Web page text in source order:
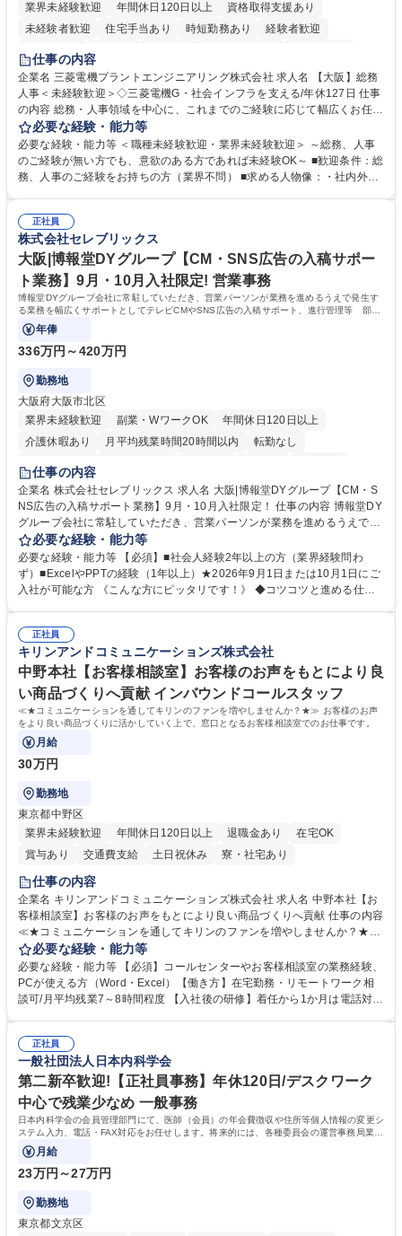
業界未経験歓迎
年間休日120日以上
資格取得支援あり
未経験者歓迎
住宅手当あり 時短勤務あり
経験者歓迎
退職金あり
駅近5分以内
土日祝休み 服装自由 寮・社宅あり 食事補助あり
仕事の内容
企業名 三菱電機プラントエンジニアリング株式会社 求人名 【大阪】総務
人事＜未経験歓迎＞◇三菱電機G・社会インフラを支える/年休127日 仕事
の内容 総務・人事領域を中心に、これまでのご経験に応じて幅広くお任せ
します。 ＜具体的には＞ ・総務/人事労務（給与・社保・勤怠管理など）
・採用・教育研修 ・福利厚生運用 など ※基本的には事務所勤務ですが、
採用や教育等の業務内容により、関西圏以外への日帰り・宿泊を伴う国内
出張もございます。 ※担当業務を持ちつつ、お互いに助け合いながら、総
必要な経験・能力等
必要な経験・能力等 ＜職種未経験歓迎・業界未経験歓迎＞ ～総務、人事
のご経験が無い方でも、意欲のある方であれば未経験OK～ ■歓迎条件：総
務、人事のご経験をお持ちの方（業界不問） ■求める人物像：・社内外の
正社員
株式会社セレブリックス
大阪|博報堂DYグループ【CM・SNS広告の入稿サポー
ト業務】9月・10月入社限定! 営業事務
博報堂DYグループ会社に常駐していただき、営業パーソンが業務を進めるうえで発生す
る業務を幅広くサポートとしてテレビCMやSNS広告の入稿サポート、進行管理等 部内
アシスタントとしての業務をお任せします。
年俸
336万円～420万円
勤務地
大阪府大阪市北区
業界未経験歓迎
副業・WワークOK
年間休日120日以上
介護休暇あり
月平均残業時間20時間以内
転勤なし
未経験者歓迎
完全週休2日制
交通費支給 駅近5分以内
仕事の内容
企業名 株式会社セレブリックス 求人名 大阪|博報堂DYグループ【CM・S
NS広告の入稿サポート業務】9月・10月入社限定！ 仕事の内容 博報堂DY
グループ会社に常駐していただき、営業パーソンが業務を進めるうえで発
生する業務を幅広くサポートとしてテレビCMやSNS広告の入稿サポー
ト、進行管理等 部内アシスタントとしての業務をお任せします。 ◆得意
先との定例資料作成 ◆競合調査 ◆広告出稿の進行管理、確認 ◆広告出稿
後のデータ抽出と効果測定、資料作成 ◆TVCM放送枠の情報管理、不備確
ール対応 ◆常駐先に向けた事業拡大の提案 など 募集職種 大阪|博報堂DY
グループ【CM・SNS広告の入稿サポート業務】9月・10月入社限定！
必要な経験・能力等
必要な経験・能力等 【必須】■社会人経験2年以上の方（業界経験問わ
ず）■ExcelやPPTの経験（1年以上）★2026年9月1日または10月1日にご
入社が可能な方 《こんな方にピッタリです！》 ◆コツコツと進める仕事
ャリア・スキルUPを目指したい方 学歴・資格 学歴：大学院 大学 高専 短
大 専修学校 高校 語学力： 資格：
正社員
キリンアンドコミュニケーションズ株式会社
中野本社【お客様相談室】お客様のお声をもとにより良
い商品づくりへ貢献 インバウンドコールスタッフ
≪★コミュニケーションを通してキリンのファンを増やしませんか？★≫ お客様のお声
をより良い商品づくりに活かしていく上で、窓口となるお客様相談室でのお仕事です。
月給
30万円
勤務地
東京都中野区
業界未経験歓迎
年間休日120日以上 退職金あり
在宅OK
賞与あり
交通費支給 土日祝休み 寮・社宅あり
仕事の内容
企業名 キリンアンドコミュニケーションズ株式会社 求人名 中野本社【お
客様相談室】お客様のお声をもとにより良い商品づくりへ貢献 仕事の内容
≪★コミュニケーションを通してキリンのファンを増やしませんか？★≫
お客様のお声をより良い商品づくりに活かしていく上で、窓口となるお客
様相談室でのお仕事です。 日々お客様からいただくキリングループへのご
意見を、企業活動に活かしています。お客様からの声に迅速かつ誠意をも
って対応、情報提供するとともにグループ内活動に反映しています。 【具
平均100件前後■メール・手紙：同上40件前後 募集職種 中野本社【お客様
相談室】お客様のお声をもとにより良い商品づくりへ貢献
必要な経験・能力等
必要な経験・能力等 【必須】コールセンターやお客様相談室の業務経験、
PCが使える方（Word・Excel）【働き方】在宅勤務・リモートワーク相
談可/月平均残業7～8時間程度 【入社後の研修】着任から1か月は電話対応
すのでご安心ください。 【当社について】キリングループの広報機能を担
う会社として、お客様との出会いを大切にし、磨き上げたホスピタリティ
を込めてコミュニケーションをとりながら広報関連業務を行っておりま
す。 学歴・資格 学歴：大学院 大学 高専 短大 専修学校 高校 語学力： 資
格：
正社員
一般社団法人日本内科学会
第二新卒歓迎!【正社員事務】年休120日/デスクワーク
中心で残業少なめ 一般事務
日本内科学会の会員管理部門にて、医師（会員）の年会費徴収や住所等個人情報の変更シ
ステム入力、電話・FAX対応をお任せします。将来的には、各種委員会の運営事務局業務
などにも幅広く携わっていただきます。
月給
23万円～27万円
勤務地
東京都文京区